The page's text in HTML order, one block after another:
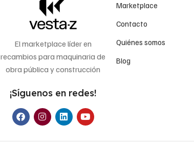
El marketplace líder en
recambios para maquinaria de
obra pública y construcción
¡Síguenos en redes!
Marketplace
Contacto
Quiénes somos
Blog